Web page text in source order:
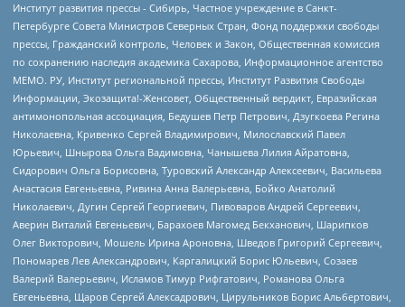
Институт развития прессы - Сибирь, Частное учреждение в Санкт-
Петербурге Совета Министров Северных Стран, Фонд поддержки свободы
прессы, Гражданский контроль, Человек и Закон, Общественная комиссия
по сохранению наследия академика Сахарова, Информационное агентство
МЕМО. РУ, Институт региональной прессы, Институт Развития Свободы
Информации, Экозащита!-Женсовет, Общественный вердикт, Евразийская
антимонопольная ассоциация, Бедушев Петр Петрович, Дзугкоева Регина
Николаевна, Кривенко Сергей Владимирович, Милославский Павел
Юрьевич, Шнырова Ольга Вадимовна, Чанышева Лилия Айратовна,
Сидорович Ольга Борисовна, Туровский Александр Алексеевич, Васильева
Анастасия Евгеньевна, Ривина Анна Валерьевна, Бойко Анатолий
Николаевич, Дугин Сергей Георгиевич, Пивоваров Андрей Сергеевич,
Аверин Виталий Евгеньевич, Барахоев Магомед Бекханович, Шарипков
Олег Викторович, Мошель Ирина Ароновна, Шведов Григорий Сергеевич,
Пономарев Лев Александрович, Каргалицкий Борис Юльевич, Созаев
Валерий Валерьевич, Исламов Тимур Рифгатович, Романова Ольга
Евгеньевна, Щаров Сергей Алексадрович, Цирульников Борис Альбертович,